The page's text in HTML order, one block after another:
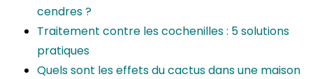
cendres ?
Traitement contre les cochenilles : 5 solutions
pratiques
Quels sont les effets du cactus dans une maison